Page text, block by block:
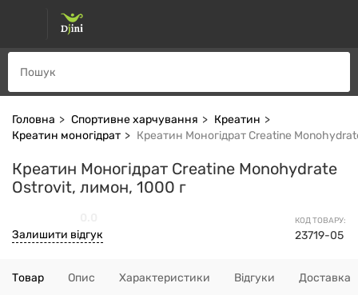
Головна Спортивне харчування
Креатин
Креатин моногідрат
Креатин Моногідрат Creatine
Креатин Моногідрат Creatine Monohydrate
Ostrovit, лимон, 1000 г
КОД ТОВАРУ:
23719-05
Залишити відгук
Товар Опис Характеристики Відгуки Доставка